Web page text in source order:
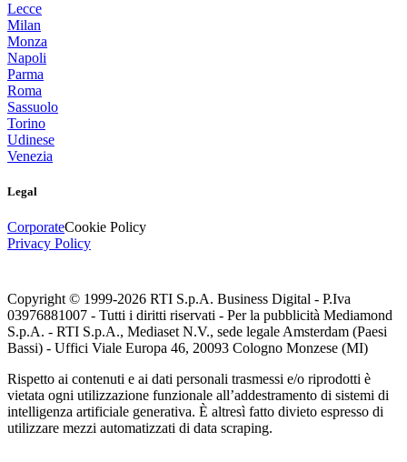
Lecce
Milan
Monza
Napoli
Parma
Roma
Sassuolo
Torino
Udinese
Venezia
Legal
CorporateCookie Policy
Privacy Policy
Copyright © 1999-2026 RTI S.p.A. Business Digital - P.Iva
03976881007 - Tutti i diritti riservati - Per la pubblicità Mediamond
S.p.A. - RTI S.p.A., Mediaset N.V., sede legale Amsterdam (Paesi
Bassi) - Uffici Viale Europa 46, 20093 Cologno Monzese (MI)
Rispetto ai contenuti e ai dati personali trasmessi e/o riprodotti è
vietata ogni utilizzazione funzionale all’addestramento di sistemi di
intelligenza artificiale generativa. È altresì fatto divieto espresso di
utilizzare mezzi automatizzati di data scraping.